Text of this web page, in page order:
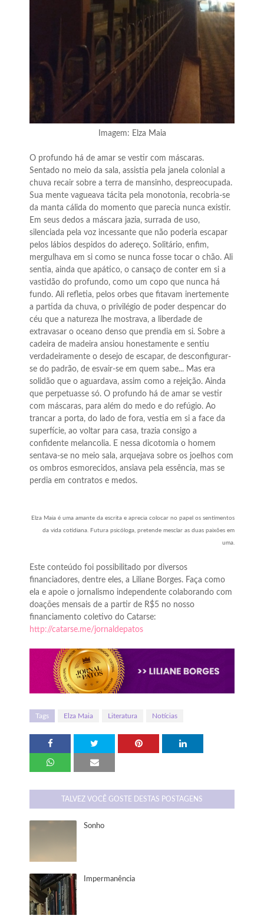
Imagem: Elza Maia
O profundo há de amar se vestir com máscaras.
Sentado no meio da sala, assistia pela janela colonial a
chuva recair sobre a terra de mansinho, despreocupada.
Sua mente vagueava tácita pela monotonia, recobria-se
da manta cálida do momento que parecia nunca existir.
Em seus dedos a máscara jazia, surrada de uso,
silenciada pela voz incessante que não poderia escapar
pelos lábios despidos do adereço. Solitário, enfim,
mergulhava em si como se nunca fosse tocar o chão. Ali
sentia, ainda que apático, o cansaço de conter em si a
vastidão do profundo, como um copo que nunca há
fundo. Ali refletia, pelos orbes que fitavam inertemente
a partida da chuva, o privilégio de poder despencar do
céu que a natureza lhe mostrava, a liberdade de
extravasar o oceano denso que prendia em si. Sobre a
cadeira de madeira ansiou honestamente e sentiu
verdadeiramente o desejo de escapar, de desconfigurar-
se do padrão, de esvair-se em quem sabe... Mas era
solidão que o aguardava, assim como a rejeição. Ainda
que perpetuasse só. O profundo há de amar se vestir
com máscaras, para além do medo e do refúgio. Ao
trancar a porta, do lado de fora, vestia em si a face da
superfície, ao voltar para casa, trazia consigo a
confidente melancolia. E nessa dicotomia o homem
sentava-se no meio sala, arquejava sobre os joelhos com
os ombros esmorecidos, ansiava pela essência, mas se
perdia em contratos e medos.
Elza Maia é uma amante da escrita e aprecia colocar no papel os sentimentos
da vida cotidiana. Futura psicóloga, pretende mesclar as duas paixões em
uma.
Este conteúdo foi possibilitado por diversos
financiadores, dentre eles, a Liliane Borges. Faça como
ela e apoie o jornalismo independente colaborando com
doações mensais de a partir de R$5 no nosso
financiamento coletivo do Catarse:
http://catarse.me/jornaldepatos
Tags Elza Maia Literatura Notícias
TALVEZ VOCÊ GOSTE DESTAS POSTAGENS
Sonho
Impermanência